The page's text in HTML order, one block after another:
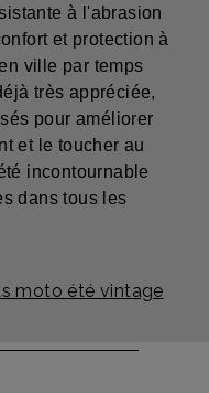
à l'abrasion
et protection à
ville par temps
très appréciée,
pour améliorer
et le toucher au
incontournable
dans tous les
moto été vintage